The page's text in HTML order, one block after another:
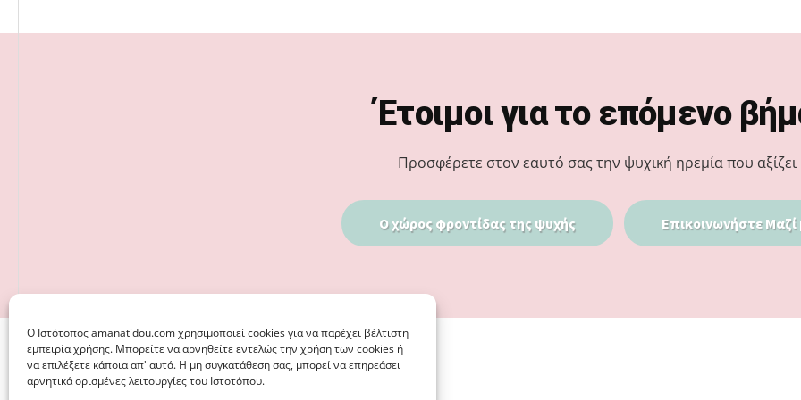
Ο Iστότοπος amanatidou.com χρησιμοποιεί cookies για να παρέχει βέλτιστη
εμπειρία χρήσης. Μπορείτε να αρνηθείτε εντελώς την χρήση των cookies ή
να επιλέξετε κάποια απ' αυτά. Η μη συγκατάθεση σας, μπορεί να επηρεάσει
αρνητικά ορισμένες λειτουργίες του Ιστοτόπου.
Έτοιμοι για το επόμενο
Προσφέρετε στον εαυτό σας την ψυχική ηρεμία που αξίζει
Ο χώρος φροντίδας της ψυχής Επικοινωνήστε Μαζί